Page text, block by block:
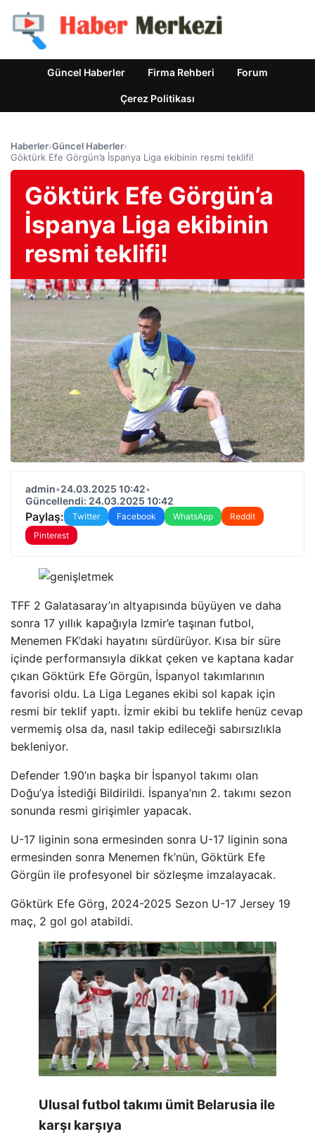
Güncel Haberler Firma Rehberi Forum
Çerez Politikası
Haberler›Güncel Haberler›
Göktürk Efe Görgün’a İspanya Liga ekibinin resmi teklifi!
Göktürk Efe Görgün’a
İspanya Liga ekibinin
resmi teklifi!
admin•24.03.2025 10:42•
Güncellendi: 24.03.2025 10:42
Paylaş: Twitter Facebook WhatsApp
Reddit
Pinterest
TFF 2 Galatasaray’ın altyapısında büyüyen ve daha
sonra 17 yıllık kapağıyla Izmir’e taşınan futbol, ​​
Menemen FK’daki hayatını sürdürüyor. Kısa bir süre
içinde performansıyla dikkat çeken ve kaptana kadar
çıkan Göktürk Efe Görgün, İspanyol takımlarının
favorisi oldu. La Liga Leganes ekibi sol kapak için
resmi bir teklif yaptı. İzmir ekibi bu teklife henüz cevap
vermemiş olsa da, nasıl takip edileceği sabırsızlıkla
bekleniyor.
Defender 1.90’ın başka bir İspanyol takımı olan
Doğu’ya İstediği Bildirildi. İspanya’nın 2. takımı sezon
sonunda resmi girişimler yapacak.
U-17 liginin sona ermesinden sonra U-17 liginin sona
ermesinden sonra Menemen fk’nün, Göktürk Efe
Görgün ile profesyonel bir sözleşme imzalayacak.
Göktürk Efe Görg, 2024-2025 Sezon U-17 Jersey 19
maç, 2 gol gol atabildi.
Ulusal futbol takımı ümit Belarusia ile
karşı karşıya